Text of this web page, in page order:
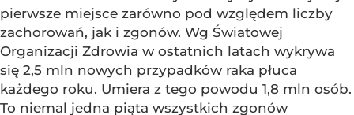
pierwsze miejsce zarówno pod względem liczby
zachorowań, jak i zgonów. Wg Światowej
Organizacji Zdrowia w ostatnich latach wykrywa
się 2,5 mln nowych przypadków raka płuca
każdego roku. Umiera z tego powodu 1,8 mln osób.
To niemal jedna piąta wszystkich zgonów